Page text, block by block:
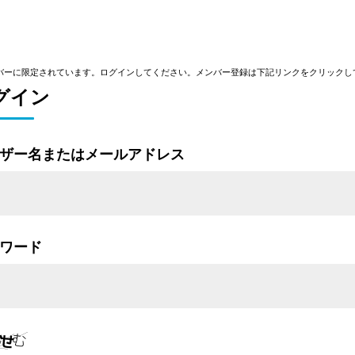
に限定されています。ログインしてください。メンバー登録は下記リンクをクリックし
イン
ー名またはメールアドレス
ード